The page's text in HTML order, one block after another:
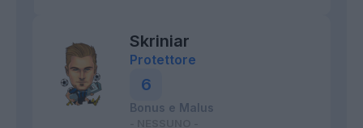
Skriniar
Protettore
6
Bonus e Malus